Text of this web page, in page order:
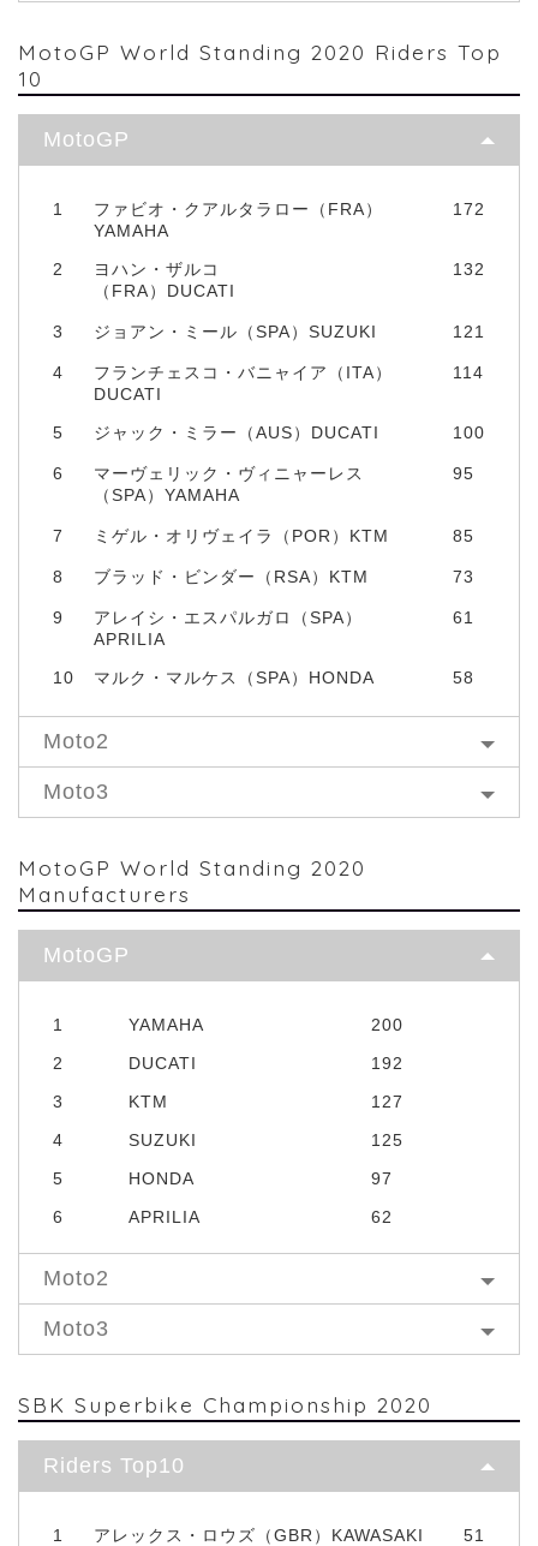
MotoGP World Standing 2020 Riders Top
10
MotoGP
1
ファビオ・クアルタラロー（FRA）
YAMAHA
172
2
ヨハン・ザルコ
（FRA）DUCATI
132
3 ジョアン・ミール（SPA）SUZUKI 121
4
フランチェスコ・バニャイア（ITA）
DUCATI
114
5 ジャック・ミラー（AUS）DUCATI 100
6
マーヴェリック・ヴィニャーレス
（SPA）YAMAHA
95
7 ミゲル・オリヴェイラ（POR）KTM 85
8 ブラッド・ビンダー（RSA）KTM 73
9
アレイシ・エスパルガロ（SPA）
APRILIA
61
10 マルク・マルケス（SPA）HONDA 58
Moto2
Moto3
MotoGP World Standing 2020
Manufacturers
MotoGP
1 YAMAHA
200
2
DUCATI
192
3
KTM
127
4
SUZUKI
125
5
HONDA
97
6
APRILIA 62
Moto2
Moto3
SBK Superbike Championship 2020
Riders Top10
1 アレックス・ロウズ（GBR）KAWASAKI 51